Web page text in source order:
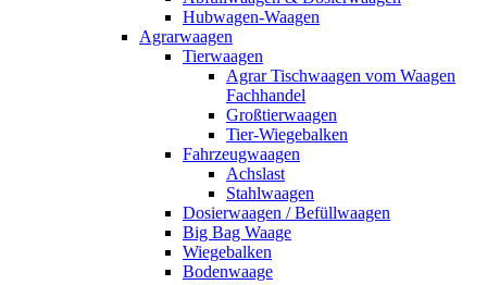
Hubwagen-Waagen
Agrarwaagen
Tierwaagen
Agrar Tischwaagen vom Waagen
Fachhandel
Großtierwaagen
Tier-Wiegebalken
Fahrzeugwaagen
Achslast
Stahlwaagen
Dosierwaagen / Befüllwaagen
Big Bag Waage
Wiegebalken
Bodenwaage